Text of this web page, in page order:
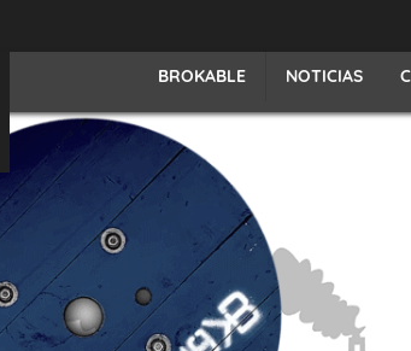
BROKABLE NOTICIAS
The